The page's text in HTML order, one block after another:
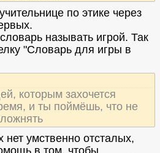
по этике через
называть игрой. Так
"Словарь для игры в
которым захочется
и ты поймёшь, что не
умственно отсталых,
в том, чтобы